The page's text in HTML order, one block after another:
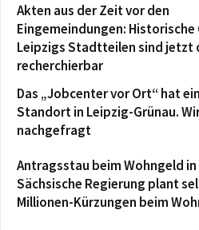
Akten aus der Zeit vor den
Eingemeindungen: Historische
Leipzigs Stadtteilen sind jetzt
recherchierbar
Das „Jobcenter vor Ort“ hat
Standort in Leipzig-Grünau.
nachgefragt
Antragsstau beim Wohngeld in
Sächsische Regierung plant
Millionen-Kürzungen beim